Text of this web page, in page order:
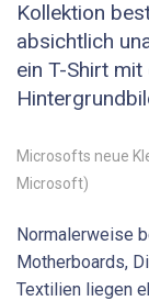
Kollektion
absichtlich
ein T-Shirt
Microsofts neue
Microsoft)
Normalerweise
Motherboards,
Textilien liegen